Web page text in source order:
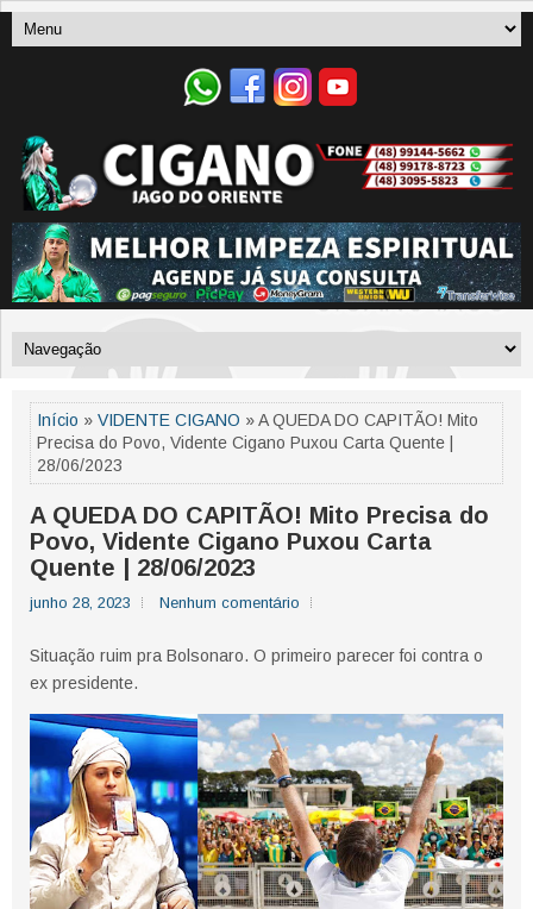
Início » VIDENTE CIGANO » A QUEDA DO CAPITÃO! Mito
Precisa do Povo, Vidente Cigano Puxou Carta Quente |
28/06/2023
A QUEDA DO CAPITÃO! Mito Precisa do
Povo, Vidente Cigano Puxou Carta
Quente | 28/06/2023
junho 28, 2023 Nenhum comentário
Situação ruim pra Bolsonaro. O primeiro parecer foi contra o
ex presidente.